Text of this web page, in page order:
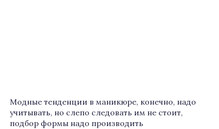
Модные тенденции в маникюре, конечно, надо
учитывать, но слепо следовать им не стоит,
подбор формы надо производить